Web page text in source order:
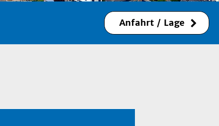
Anfahrt / Lage